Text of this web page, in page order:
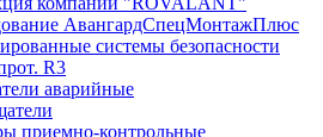
АвангардСпецМонтажПлюс
системы безопасности
R3
аварийные
приемно-контрольные